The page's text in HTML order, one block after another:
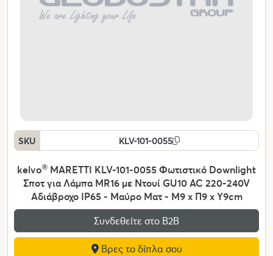
SKU KLV-101-0055
kelvo® MARETTI KLV-101-0055 Φωτιστικό Downlight
Σποτ για Λάμπα MR16 με Ντουί GU10 AC 220-240V
Αδιάβροχο IP65 - Μαύρο Ματ - Μ9 x Π9 x Υ9cm
Συνδεθείτε στο Β2Β
Βρες το δίπλα σου